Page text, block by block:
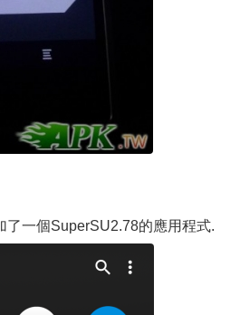
了一個SuperSU2.78的應用程式.